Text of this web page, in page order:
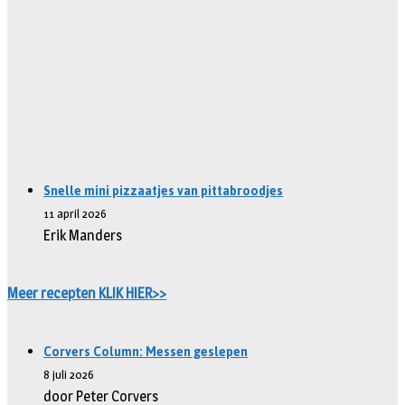
Snelle mini pizzaatjes van pittabroodjes
11 april 2026
Erik Manders
Meer recepten KLIK HIER>>
Corvers Column: Messen geslepen
8 juli 2026
door Peter Corvers